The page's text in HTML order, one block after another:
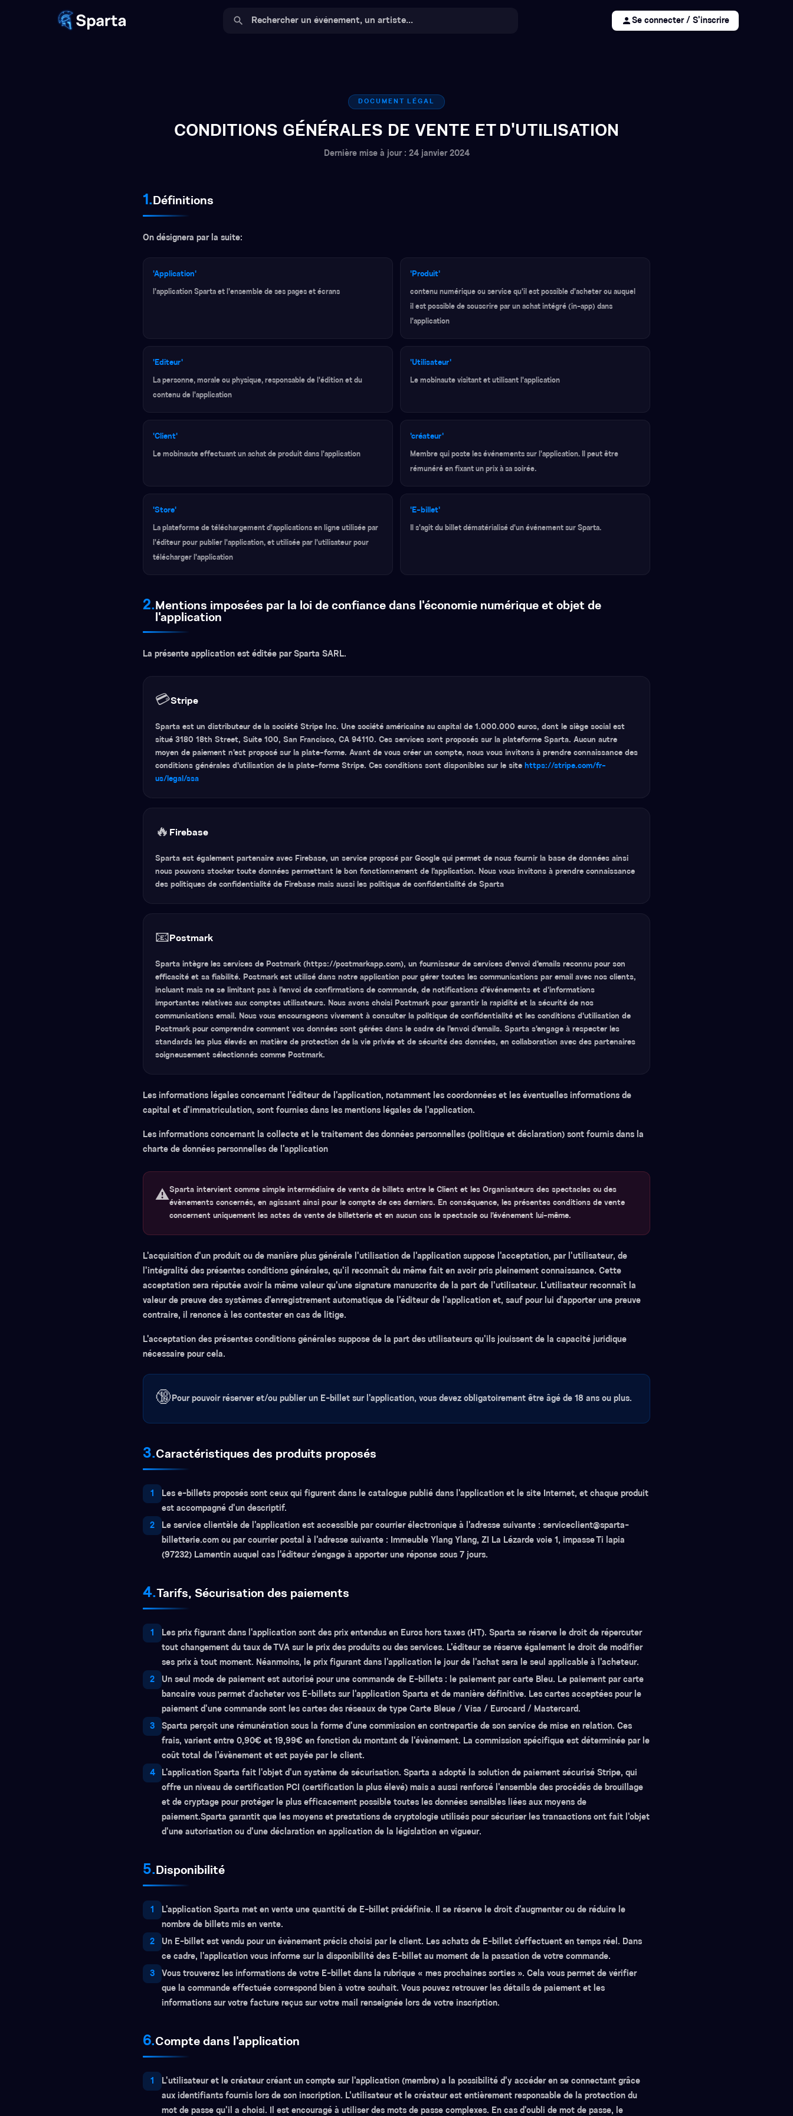
search person Se connecter / S'inscrire
DOCUMENT LÉGAL
CONDITIONS GÉNÉRALES DE VENTE ET D'UTILISATION
Dernière mise à jour : 24 janvier 2024
1.Définitions
On désignera par la suite:
'Application'
l'application Sparta et l'ensemble de ses pages et écrans
'Produit'
contenu numérique ou service qu'il est possible d'acheter ou auquel
il est possible de souscrire par un achat intégré (in-app) dans
l'application
'Editeur'
La personne, morale ou physique, responsable de l'édition et du
contenu de l'application
'Utilisateur'
Le mobinaute visitant et utilisant l'application
'Client'
Le mobinaute effectuant un achat de produit dans l'application
'créateur'
Membre qui poste les événements sur l'application. Il peut être
rémunéré en fixant un prix à sa soirée.
'Store'
La plateforme de téléchargement d'applications en ligne utilisée par
l'éditeur pour publier l'application, et utilisée par l'utilisateur pour
télécharger l'application
'E-billet'
Il s'agit du billet dématérialisé d'un événement sur Sparta.
2.Mentions imposées par la loi de confiance dans l'économie numérique et objet de
l'application
La présente application est éditée par Sparta SARL.
💳Stripe
Sparta est un distributeur de la société Stripe Inc. Une société américaine au capital de 1.000.000 euros, dont le siège social est
situé 3180 18th Street, Suite 100, San Francisco, CA 94110. Ces services sont proposés sur la plateforme Sparta. Aucun autre
moyen de paiement n'est proposé sur la plate-forme. Avant de vous créer un compte, nous vous invitons à prendre connaissance des
conditions générales d'utilisation de la plate-forme Stripe. Ces conditions sont disponibles sur le site https://stripe.com/fr-
us/legal/ssa
🔥 Firebase
Sparta est également partenaire avec Firebase, un service proposé par Google qui permet de nous fournir la base de données ainsi
nous pouvons stocker toute données permettant le bon fonctionnement de l'application. Nous vous invitons à prendre connaissance
des politiques de confidentialité de Firebase mais aussi les politique de confidentialité de Sparta
📧 Postmark
Sparta intègre les services de Postmark (https://postmarkapp.com), un fournisseur de services d'envoi d'emails reconnu pour son
efficacité et sa fiabilité. Postmark est utilisé dans notre application pour gérer toutes les communications par email avec nos clients,
incluant mais ne se limitant pas à l'envoi de confirmations de commande, de notifications d'événements et d'informations
importantes relatives aux comptes utilisateurs. Nous avons choisi Postmark pour garantir la rapidité et la sécurité de nos
communications email. Nous vous encourageons vivement à consulter la politique de confidentialité et les conditions d'utilisation de
Postmark pour comprendre comment vos données sont gérées dans le cadre de l'envoi d'emails. Sparta s'engage à respecter les
standards les plus élevés en matière de protection de la vie privée et de sécurité des données, en collaboration avec des partenaires
soigneusement sélectionnés comme Postmark.
Les informations légales concernant l'éditeur de l'application, notamment les coordonnées et les éventuelles informations de
capital et d'immatriculation, sont fournies dans les mentions légales de l'application.
Les informations concernant la collecte et le traitement des données personnelles (politique et déclaration) sont fournis dans la
charte de données personnelles de l'application
⚠️Sparta intervient comme simple intermédiaire de vente de billets entre le Client et les Organisateurs des spectacles ou des
évènements concernés, en agissant ainsi pour le compte de ces derniers. En conséquence, les présentes conditions de vente
concernent uniquement les actes de vente de billetterie et en aucun cas le spectacle ou l'événement lui-même.
L'acquisition d'un produit ou de manière plus générale l'utilisation de l'application suppose l'acceptation, par l'utilisateur, de
l'intégralité des présentes conditions générales, qu'il reconnaît du même fait en avoir pris pleinement connaissance. Cette
acceptation sera réputée avoir la même valeur qu'une signature manuscrite de la part de l'utilisateur. L'utilisateur reconnaît la
valeur de preuve des systèmes d'enregistrement automatique de l'éditeur de l'application et, sauf pour lui d'apporter une preuve
contraire, il renonce à les contester en cas de litige.
L'acceptation des présentes conditions générales suppose de la part des utilisateurs qu'ils jouissent de la capacité juridique
nécessaire pour cela.
🔞 Pour pouvoir réserver et/ou publier un E-billet sur l'application, vous devez obligatoirement être âgé de 18 ans ou plus.
3.Caractéristiques des produits proposés
1
Les e-billets proposés sont ceux qui figurent dans le catalogue publié dans l'application et le site Internet, et chaque produit
est accompagné d'un descriptif.
2
Le service clientèle de l'application est accessible par courrier électronique à l'adresse suivante : serviceclient@sparta-
billetterie.com ou par courrier postal à l'adresse suivante : Immeuble Ylang Ylang, ZI La Lézarde voie 1, impasse Ti lapia
(97232) Lamentin auquel cas l'éditeur s'engage à apporter une réponse sous 7 jours.
4. Tarifs, Sécurisation des paiements
1
Les prix figurant dans l'application sont des prix entendus en Euros hors taxes (HT). Sparta se réserve le droit de répercuter
tout changement du taux de TVA sur le prix des produits ou des services. L'éditeur se réserve également le droit de modifier
ses prix à tout moment. Néanmoins, le prix figurant dans l'application le jour de l'achat sera le seul applicable à l'acheteur.
2
Un seul mode de paiement est autorisé pour une commande de E-billets : le paiement par carte Bleu. Le paiement par carte
bancaire vous permet d'acheter vos E-billets sur l'application Sparta et de manière définitive. Les cartes acceptées pour le
paiement d'une commande sont les cartes des réseaux de type Carte Bleue / Visa / Eurocard / Mastercard.
3
Sparta perçoit une rémunération sous la forme d'une commission en contrepartie de son service de mise en relation. Ces
frais, varient entre 0,90€ et 19,99€ en fonction du montant de l'évènement. La commission spécifique est déterminée par le
coût total de l'évènement et est payée par le client.
4
L'application Sparta fait l'objet d'un système de sécurisation. Sparta a adopté la solution de paiement sécurisé Stripe, qui
offre un niveau de certification PCI (certification la plus élevé) mais a aussi renforcé l'ensemble des procédés de brouillage
et de cryptage pour protéger le plus efficacement possible toutes les données sensibles liées aux moyens de
paiement.Sparta garantit que les moyens et prestations de cryptologie utilisés pour sécuriser les transactions ont fait l'objet
d'une autorisation ou d'une déclaration en application de la législation en vigueur.
5.Disponibilité
1
L'application Sparta met en vente une quantité de E-billet prédéfinie. Il se réserve le droit d'augmenter ou de réduire le
nombre de billets mis en vente.
2
Un E-billet est vendu pour un évènement précis choisi par le client. Les achats de E-billet s'effectuent en temps réel. Dans
ce cadre, l'application vous informe sur la disponibilité des E-billet au moment de la passation de votre commande.
3
Vous trouverez les informations de votre E-billet dans la rubrique « mes prochaines sorties ». Cela vous permet de vérifier
que la commande effectuée correspond bien à votre souhait. Vous pouvez retrouver les détails de paiement et les
informations sur votre facture reçus sur votre mail renseignée lors de votre inscription.
6.Compte dans l'application
1
L'utilisateur et le créateur créant un compte sur l'application (membre) a la possibilité d'y accéder en se connectant grâce
aux identifiants fournis lors de son inscription. L'utilisateur et le créateur est entièrement responsable de la protection du
mot de passe qu'il a choisi. Il est encouragé à utiliser des mots de passe complexes. En cas d'oubli de mot de passe, le